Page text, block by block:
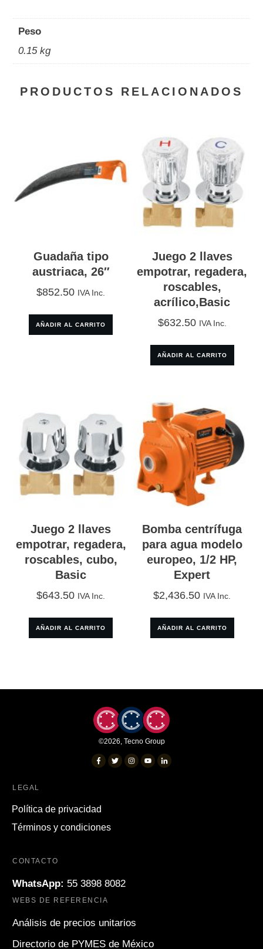
Peso
0.15 kg
PRODUCTOS RELACIONADOS
Guadaña tipo
austriaca, 26″
$852.50 IVA Inc.
AÑADIR AL CARRITO
Juego 2 llaves
empotrar, regadera,
roscables,
acrílico,Basic
$632.50 IVA Inc.
AÑADIR AL CARRITO
Juego 2 llaves
empotrar, regadera,
roscables, cubo,
Basic
$643.50 IVA Inc.
AÑADIR AL CARRITO
Bomba centrífuga
para agua modelo
europeo, 1/2 HP,
Expert
$2,436.50 IVA Inc.
AÑADIR AL CARRITO
©2026, Tecno Group
LEGAL
Política de privacidad
Términos y condiciones
CONTACTO
WhatsApp: 55 3898 8082
WEBS DE REFERENCIA
Análisis de precios unitarios
Directorio de PYMES de México